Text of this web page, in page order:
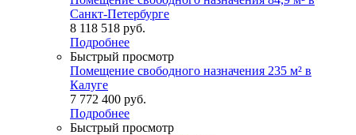
Санкт-Петербурге
8 118 518 руб.
Подробнее
Быстрый просмотр
Помещение свободного назначения 235 м² в
Калуге
7 772 400 руб.
Подробнее
Быстрый просмотр